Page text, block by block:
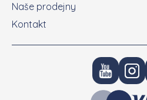
Naše prodejny
Kontakt